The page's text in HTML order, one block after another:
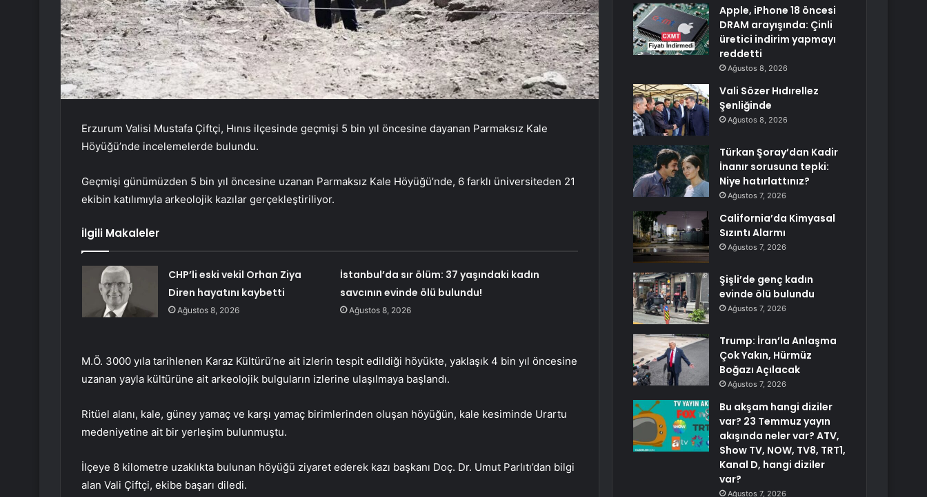
Erzurum Valisi Mustafa Çiftçi, Hınıs ilçesinde geçmişi 5 bin yıl öncesine dayanan Parmaksız Kale
Höyüğü’nde incelemelerde bulundu.
Geçmişi günümüzden 5 bin yıl öncesine uzanan Parmaksız Kale Höyüğü’nde, 6 farklı üniversiteden 21
ekibin katılımıyla arkeolojik kazılar gerçekleştiriliyor.
İlgili Makaleler
CHP’li eski vekil Orhan Ziya
Diren hayatını kaybetti
Ağustos 8, 2026
İstanbul’da sır ölüm: 37 yaşındaki kadın
savcının evinde ölü bulundu!
Ağustos 8, 2026
M.Ö. 3000 yıla tarihlenen Karaz Kültürü’ne ait izlerin tespit edildiği höyükte, yaklaşık 4 bin yıl öncesine
uzanan yayla kültürüne ait arkeolojik bulguların izlerine ulaşılmaya başlandı.
Ritüel alanı, kale, güney yamaç ve karşı yamaç birimlerinden oluşan höyüğün, kale kesiminde Urartu
medeniyetine ait bir yerleşim bulunmuştu.
İlçeye 8 kilometre uzaklıkta bulunan höyüğü ziyaret ederek kazı başkanı Doç. Dr. Umut Parlıtı’dan bilgi
alan Vali Çiftçi, ekibe başarı diledi.
Apple, iPhone 18 öncesi
DRAM arayışında: Çinli
üretici indirim yapmayı
reddetti
Ağustos 8, 2026
Vali Sözer Hıdırellez
Şenliğinde
Ağustos 8, 2026
Türkan Şoray’dan Kadir
İnanır sorusuna tepki:
Niye hatırlattınız?
Ağustos 7, 2026
California’da Kimyasal
Sızıntı Alarmı
Ağustos 7, 2026
Şişli’de genç kadın
evinde ölü bulundu
Ağustos 7, 2026
Trump: İran’la Anlaşma
Çok Yakın, Hürmüz
Boğazı Açılacak
Ağustos 7, 2026
Bu akşam hangi diziler
var? 23 Temmuz yayın
akışında neler var? ATV,
Show TV, NOW, TV8, TRT1,
Kanal D, hangi diziler
var?
Ağustos 7, 2026